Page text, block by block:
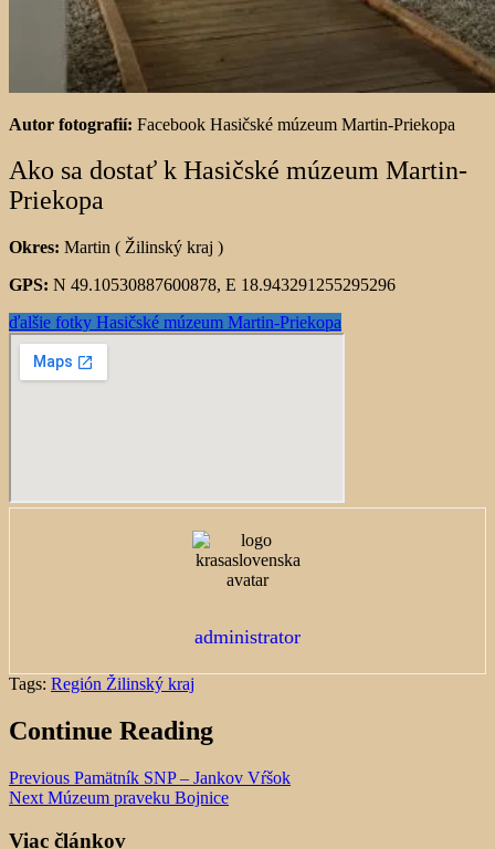
Autor fotografií: Facebook Hasičské múzeum Martin-Priekopa
Ako sa dostať k Hasičské múzeum Martin-
Priekopa
Okres: Martin ( Žilinský kraj )
GPS: N 49.10530887600878, E 18.943291255295296
ďalšie fotky Hasičské múzeum Martin-Priekopa
administrator
Tags: Región Žilinský kraj
Continue Reading
Previous Pamätník SNP – Jankov Vŕšok
Next Múzeum praveku Bojnice
Viac článkov